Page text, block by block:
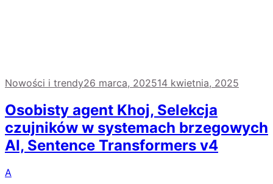
Nowości i trendy26 marca, 202514 kwietnia, 2025
Osobisty agent Khoj, Selekcja
czujników w systemach brzegowych
AI, Sentence Transformers v4
A